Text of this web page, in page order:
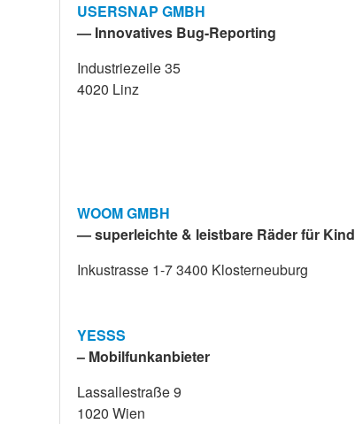
USERSNAP GMBH
— Innovatives Bug-Reporting
Industriezeile 35
4020 Linz
WOOM GMBH
— superleichte & leistbare Räder für
Inkustrasse 1-7 3400 Klosterneuburg
YESSS
– Mobilfunkanbieter
Lassallestraße 9
1020 Wien